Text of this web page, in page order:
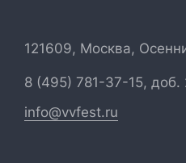
121609, Москва,
8 (495) 781-37-15, доб.
info@vvfest.ru